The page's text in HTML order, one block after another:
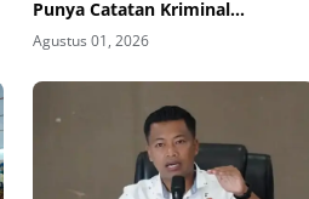
Punya Catatan Kriminal
Kekerasan
Agustus 01, 2026